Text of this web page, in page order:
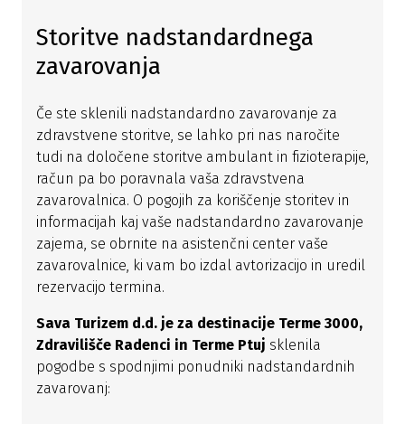
Storitve nadstandardnega
zavarovanja
Če ste sklenili nadstandardno zavarovanje za
zdravstvene storitve, se lahko pri nas naročite
tudi na določene storitve ambulant in fizioterapije,
račun pa bo poravnala vaša zdravstvena
zavarovalnica. O pogojih za koriščenje storitev in
informacijah kaj vaše nadstandardno zavarovanje
zajema, se obrnite na asistenčni center vaše
zavarovalnice, ki vam bo izdal avtorizacijo in uredil
rezervacijo termina.
Sava Turizem d.d. je za destinacije Terme 3000,
Zdravilišče Radenci in Terme Ptuj sklenila
pogodbe s spodnjimi ponudniki nadstandardnih
zavarovanj: